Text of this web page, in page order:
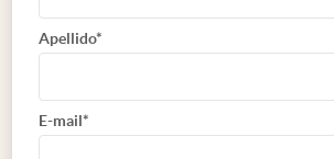
Apellido*
E-mail*